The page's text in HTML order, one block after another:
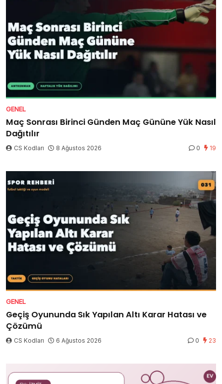
GENEL
Maç Sonrası Birinci Günden Maç Gününe Yük Nasıl
Dağıtılır
CS Kodları 8 Ağustos 2026 0 19
GENEL
Geçiş Oyununda Sık Yapılan Altı Karar Hatası ve
Çözümü
CS Kodları 6 Ağustos 2026 0 23